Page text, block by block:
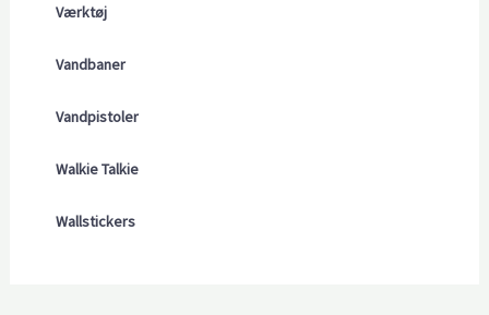
Værktøj
Vandbaner
Vandpistoler
Walkie Talkie
Wallstickers